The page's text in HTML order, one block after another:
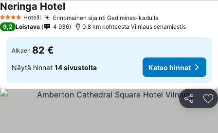
4 Tähtiluokitus
Hotelli Erinomainen sijainti Gediminas-kadulla
Neringa HotelKatso hinnat
9,2 Loistava 4 936 0.8 km kohteesta Vilniaus senamiestis
Alkaen 82 €
Näytä hinnat 14 sivustolta Katso hinnat
Jaa